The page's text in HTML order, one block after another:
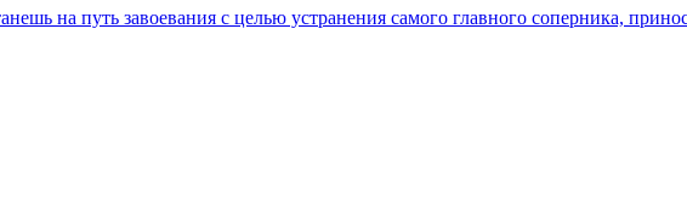
на путь завоевания с целью устранения самого главного соперника,